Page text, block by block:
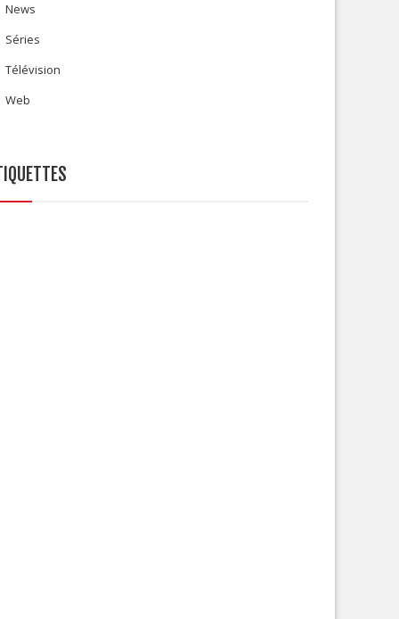
News
Séries
Télévision
Web